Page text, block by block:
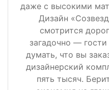
даже с высокими
Дизайн
смотрится
загадочно — гости
думать, что вы
дизайнерский
пять тысяч.